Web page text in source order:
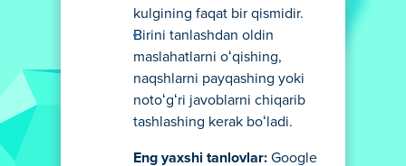
kulgining faqat bir qismidir.
Birini tanlashdan oldin
maslahatlarni oʻqishing,
naqshlarni payqashing yoki
notoʻgʻri javoblarni chiqarib
tashlashing kerak boʻladi.
Eng yaxshi tanlovlar: Google